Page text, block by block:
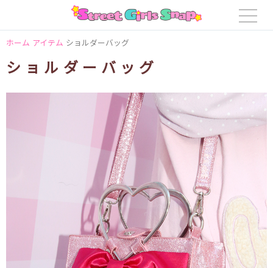
ホーム アイテム ショルダーバッグ
ショルダーバッグ